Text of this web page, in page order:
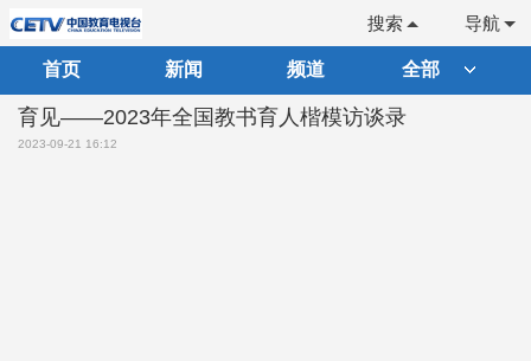
导航
搜索
首页 新闻 频道 全部
育见——2023年全国教书育人楷模访谈录
2023-09-21 16:12